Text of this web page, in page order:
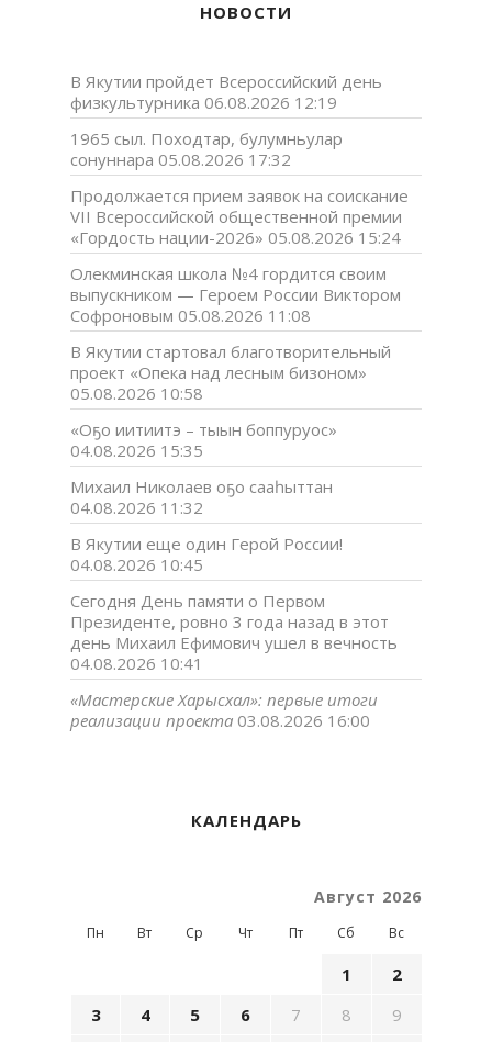
НОВОСТИ
В Якутии пройдет Всероссийский день
физкультурника 06.08.2026 12:19
1965 сыл. Походтар, булумньулар
сонуннара 05.08.2026 17:32
Продолжается прием заявок на соискание
VII Всероссийской общественной премии
«Гордость нации-2026» 05.08.2026 15:24
Олекминская школа №4 гордится своим
выпускником — Героем России Виктором
Софроновым 05.08.2026 11:08
В Якутии стартовал благотворительный
проект «Опека над лесным бизоном»
05.08.2026 10:58
«Оҕо иитиитэ – тыын боппуруос»
04.08.2026 15:35
Михаил Николаев оҕо сааһыттан
04.08.2026 11:32
В Якутии еще один Герой России!
04.08.2026 10:45
Сегодня День памяти о Первом
Президенте, ровно 3 года назад в этот
день Михаил Ефимович ушел в вечность
04.08.2026 10:41
«Мастерские Харысхал»: первые итоги
реализации проекта 03.08.2026 16:00
КАЛЕНДАРЬ
Август 2026
Пн Вт Ср Чт Пт Сб Вс
1
2
3
4 5 6 7 8
9